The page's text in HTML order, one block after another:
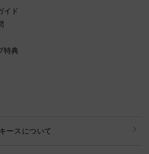
イド
特典
ースについて